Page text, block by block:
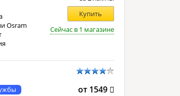
Osram
Купить
Сейчас в 1 магазине
от 1549